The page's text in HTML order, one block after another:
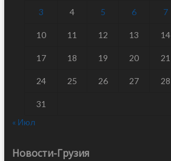
3 4 5 6 7
10 11 12 13 14
17 18 19 20 21
24 25 26 27 28
31
« Июл
Новости-Грузия